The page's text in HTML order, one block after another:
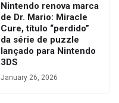
Nintendo renova marca
de Dr. Mario: Miracle
Cure, título “perdido”
da série de puzzle
lançado para Nintendo
3DS
January 26, 2026